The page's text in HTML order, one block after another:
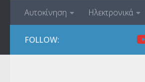
Αυτοκίνηση Ηλεκτρονικά
FOLLOW: